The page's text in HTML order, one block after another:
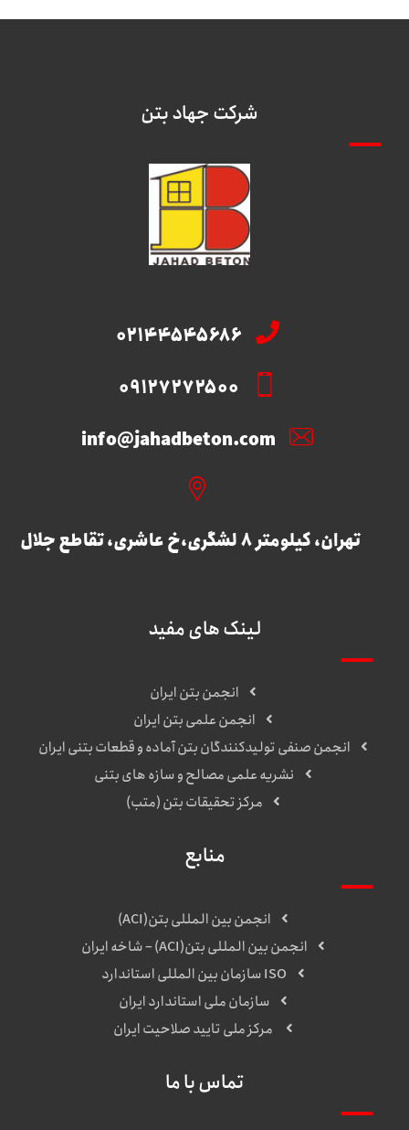
شرکت جهاد بتن
02144545686
09127272500
info@jahadbeton.com
تهران، کیلومتر 8 لشگری،خ عاشری، تقاطع جلال
لینک های مفید
انجمن بتن ایران
انجمن علمی بتن ایران
انجمن صنفی تولیدکنندگان بتن آماده و قطعات بتنی ایران
نشریه علمی مصالح و سازه های بتنی
مرکز تحقیقات بتن (متب)
منابع
انجمن بین المللی بتن(ACI)
انجمن بین المللی بتن(ACI) – شاخه ایران
ISO سازمان بین المللی استاندارد
سازمان ملی استاندارد ایران
مرکز ملی تایید صلاحیت ایران
تماس با ما